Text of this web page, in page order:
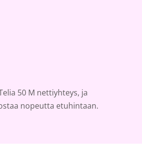
50 M nettiyhteys, ja
nopeutta etuhintaan.